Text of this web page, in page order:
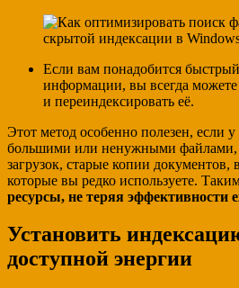
Если вам понадобится
информации, вы всегда можете
и переиндексировать её.
Этот метод особенно полезен, если у
большими или ненужными файлами,
загрузок, старые копии
которые вы редко используете.
ресурсы, не теряя эффективности
Установить
доступной энергии